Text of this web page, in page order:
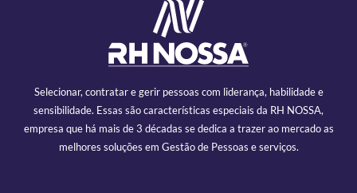
Selecionar, contratar e gerir pessoas com liderança, habilidade e
sensibilidade. Essas são características especiais da RH NOSSA,
empresa que há mais de 3 décadas se dedica a trazer ao mercado as
melhores soluções em Gestão de Pessoas e serviços.